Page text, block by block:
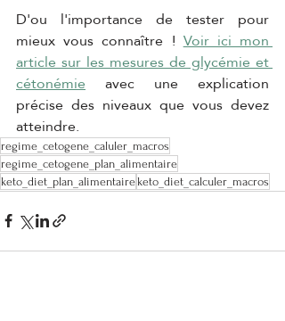
D'ou l'importance de tester pour
mieux vous connaître ! Voir ici mon
article sur les mesures de glycémie et
cétonémie avec une explication
précise des niveaux que vous devez
atteindre.
regime_cetogene_caluler_macros
regime_cetogene_plan_alimentaire
keto_diet_plan_alimentaire keto_diet_calculer_macros